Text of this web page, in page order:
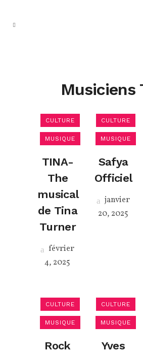
Musiciens
CULTURE
MUSIQUE
TINA-
The
musical
de Tina
Turner
février
4, 2025
CULTURE
MUSIQUE
Safya
Officiel
janvier
20, 2025
CULTURE
MUSIQUE
Rock
CULTURE
MUSIQUE
Yves